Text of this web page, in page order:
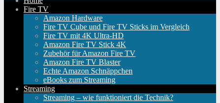
Fire TV
Amazon Hardware
Fire TV Cube und Fire TV Sticks im Vergleich
Fire TV mit 4K Ultra-HD
Amazon Fire TV Stick 4K
Zubehör für Amazon Fire TV
Amazon Fire TV Blaster
Echte Amazon Schnäppchen
eBooks zum Streaming
Streaming
Streaming – wie funktioniert die Technik?